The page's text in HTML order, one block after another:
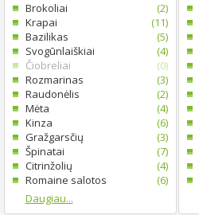
Brokoliai
(2)
Krapai
(11)
Bazilikas
(5)
Svogūnlaiškiai
(4)
Čiobreliai
(0)
Rozmarinas
(3)
Raudonėlis
(2)
Mėta
(4)
Kinza
(6)
Gražgarsčių
(3)
Špinatai
(7)
Citrinžolių
(4)
Romaine salotos
(6)
Daugiau...